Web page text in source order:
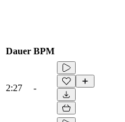
Dauer BPM
2:27 -